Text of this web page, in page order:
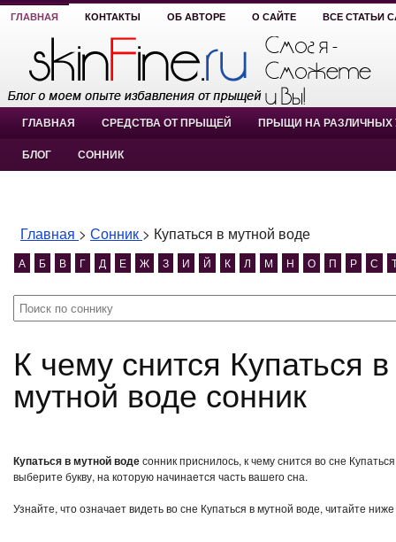
ГЛАВНАЯ КОНТАКТЫ ОБ АВТОРЕ О САЙТЕ ВСЕ СТАТЬИ
ГЛАВНАЯ СРЕДСТВА ОТ ПРЫЩЕЙ ПРЫЩИ НА РАЗЛИЧНЫХ
БЛОГ СОННИК
Главная > Сонник > Купаться в мутной воде
А Б В Г Д Е Ж З И Й К Л М Н О П Р С
К чему снится Купаться в мутной воде? Купаться в
мутной воде сонник
Купаться в мутной водесонник приснилось, к чему снится во сне
выберите букву, на которую начинается часть вашего сна.
Узнайте, что означает видеть во сне Купаться в мутной воде, читайте